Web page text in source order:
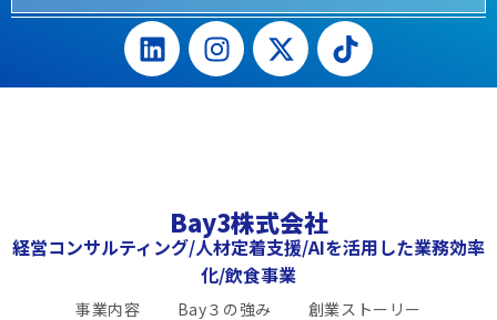
Bay3株式会社
経営コンサルティング/人材定着支援/AIを活用した業務効率
化/飲食事業
事業内容 Bay３の強み 創業ストーリー